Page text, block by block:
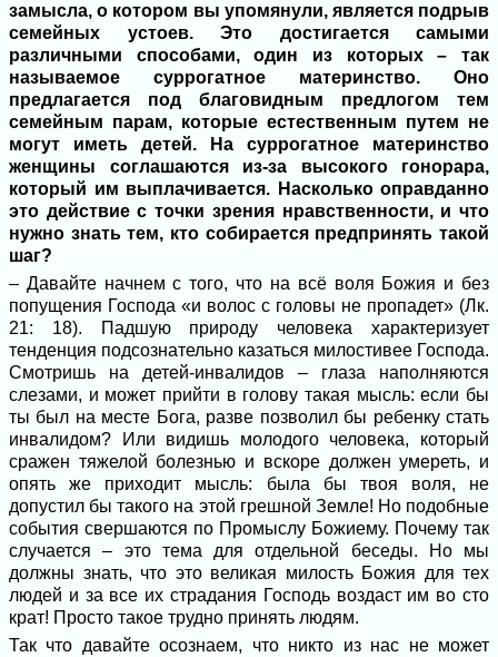
замысла, о котором вы упомянули, является подрыв
семейных устоев. Это достигается самыми
различными способами, один из которых – так
называемое суррогатное материнство. Оно
предлагается под благовидным предлогом тем
семейным парам, которые естественным путем не
могут иметь детей. На суррогатное материнство
женщины соглашаются из-за высокого гонорара,
который им выплачивается. Насколько оправданно
это действие с точки зрения нравственности, и что
нужно знать тем, кто собирается предпринять такой
шаг?
– Давайте начнем с того, что на всё воля Божия и без
попущения Господа «и волос с головы не пропадет» (Лк.
21: 18). Падшую природу человека характеризует
тенденция подсознательно казаться милостивее Господа.
Смотришь на детей-инвалидов – глаза наполняются
слезами, и может прийти в голову такая мысль: если бы
ты был на месте Бога, разве позволил бы ребенку стать
инвалидом? Или видишь молодого человека, который
сражен тяжелой болезнью и вскоре должен умереть, и
опять же приходит мысль: была бы твоя воля, не
допустил бы такого на этой грешной Земле! Но подобные
события свершаются по Промыслу Божиему. Почему так
случается – это тема для отдельной беседы. Но мы
должны знать, что это великая милость Божия для тех
людей и за все их страдания Господь воздаст им во сто
крат! Просто такое трудно принять людям.
Так что давайте осознаем, что никто из нас не может